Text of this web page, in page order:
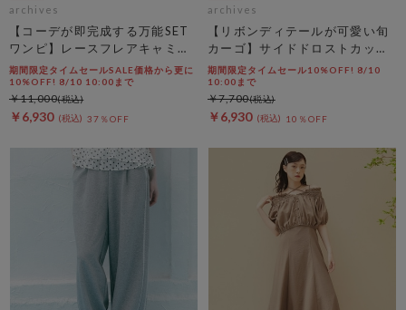
archives
【コーデが即完成する万能SET
ワンピ】レースフレアキャミＯ
Ｐ×ノースカットリブＯＰＳＥ
Ｔ
期間限定タイムセールSALE価格から更に
10%OFF! 8/10 10:00まで
￥6,930 37％OFF
￥11,000
archives
【リボンディテールが可愛い旬
カーゴ】サイドドロストカット
リボンカーゴＰＴ
期間限定タイムセール10%OFF! 8/10
10:00まで
￥6,930 10％OFF
￥7,700